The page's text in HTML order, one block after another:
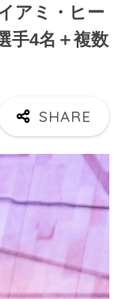
アミ・ヒー
手4名＋複数